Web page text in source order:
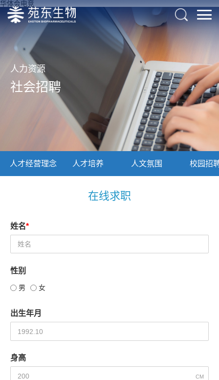
华体会电竞
人力资源
社会招聘
人才经营理念 人才培养 人文氛围 校园招
在线求职
姓名*
性别
男 女
出生年月
身高
CM